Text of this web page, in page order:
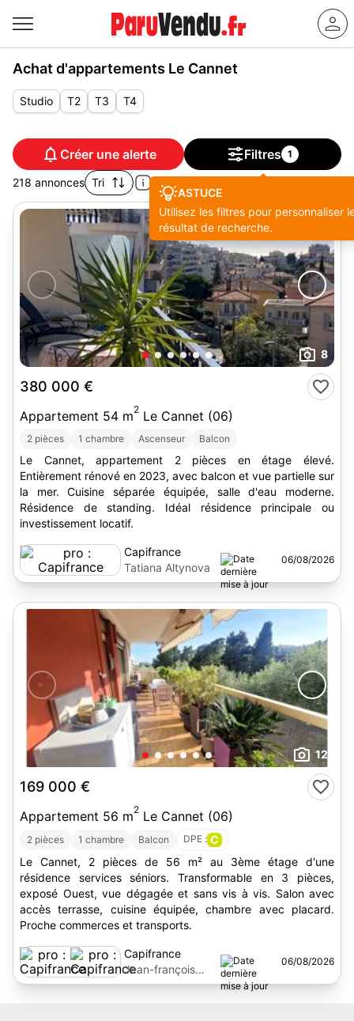
Achat d'appartements Le Cannet
Studio T2 T3 T4
Créer une alerte Filtres 1
ASTUCE
Utilisez les filtres pour personnaliser
résultat de recherche.
218 annonces Tri
8
380 000 €
Appartement 54 m2 Le Cannet (06)
2 pièces 1 chambre Ascenseur Balcon
Le Cannet, appartement 2 pièces en étage élevé.
Entièrement rénové en 2023, avec balcon et vue partielle sur
la mer. Cuisine séparée équipée, salle d'eau moderne.
Résidence de standing. Idéal résidence principale ou
investissement locatif.
Capifrance
Tatiana Altynova
06/08/2026
12
169 000 €
Appartement 56 m2 Le Cannet (06)
2 pièces 1 chambre Balcon DPE : C
Le Cannet, 2 pièces de 56 m² au 3ème étage d'une
résidence services séniors. Transformable en 3 pièces,
exposé Ouest, vue dégagée et sans vis à vis. Salon avec
accès terrasse, cuisine équipée, chambre avec placard.
Proche commerces et transports.
Capifrance
Jean-françois
Laporte
06/08/2026